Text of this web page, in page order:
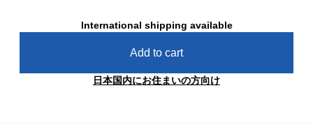
International shipping available
Add to cart
日本国内にお住まいの方向け